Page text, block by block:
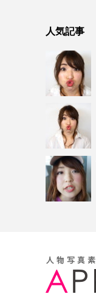
人気記事